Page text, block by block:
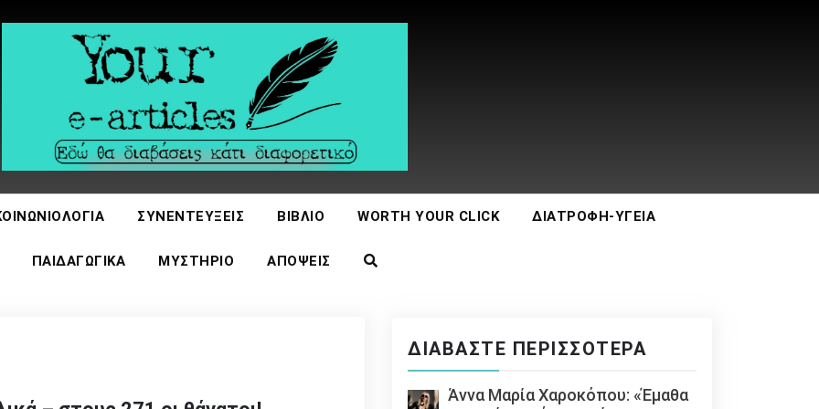
ΣΥΝΕΝΤΕΎΞΕΙΣ ΒΙΒΛΊΟ WORTH YOUR CLICK ΔΙΑΤΡΟΦΉ-ΥΓΕΊΑ
ΠΑΙΔΑΓΩΓΙΚΆ ΜΥΣΤΉΡΙΟ ΑΠΌΨΕΙΣ
ΔΙΑΒΆΣΤΕ ΠΕΡΙΣΣΌΤΕΡΑ
Άννα Μαρία Χαροκόπου: «Έμαθα